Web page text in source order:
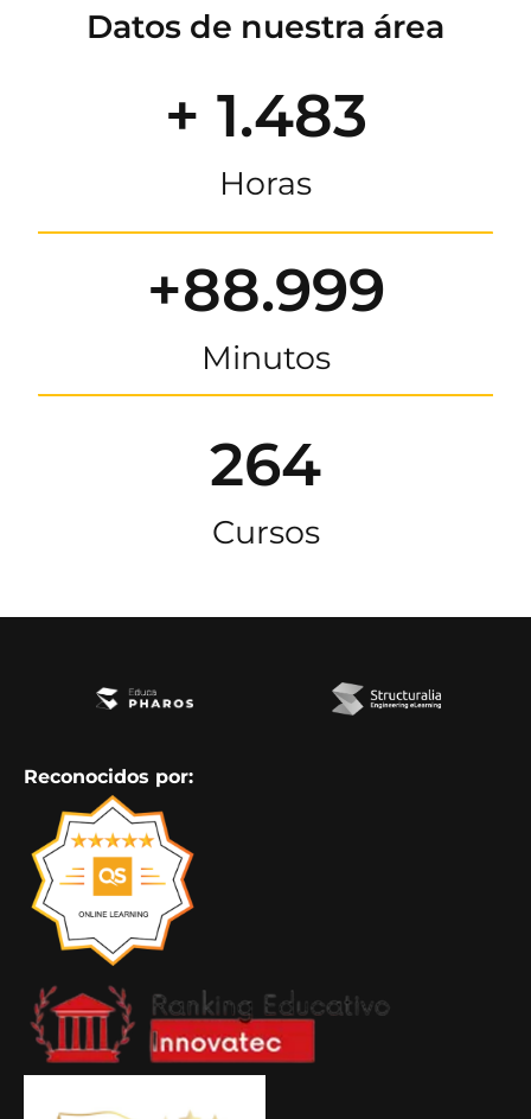
Datos de nuestra área
+ 1.483
Horas
+88.999
Minutos
264
Cursos
Reconocidos por: